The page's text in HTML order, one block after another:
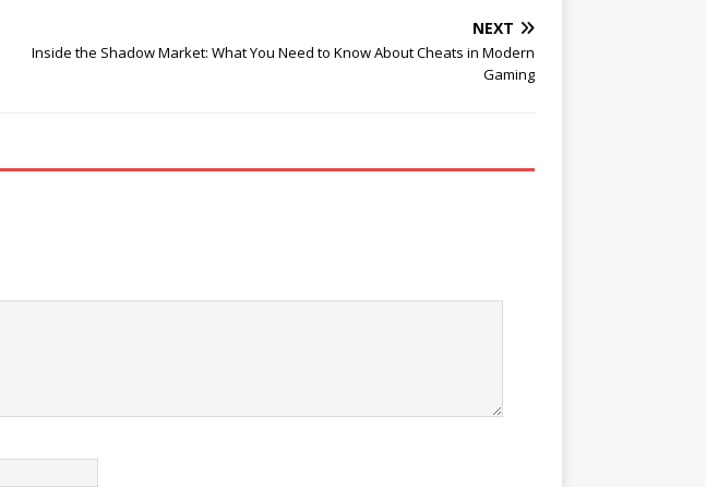
NEXT
Inside the Shadow Market: What You Need to Know About Cheats in Modern
Gaming